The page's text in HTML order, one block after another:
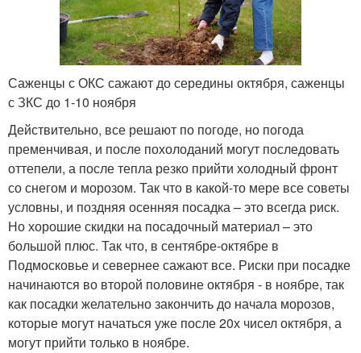
Саженцы с ОКС сажают до середины октября, саженцы
с ЗКС до 1-10 ноября
Действительно, все решают по погоде, но погода
пременчивая, и после похолоданий могут последовать
оттепели, а после тепла резко прийти холодный фронт
со снегом и морозом. Так что в какой-то мере все советы
условны, и поздняя осенняя посадка – это всегда риск.
Но хорошие скидки на посадочный материал – это
большой плюс. Так что, в сентябре-октябре в
Подмосковье и севернее сажают все. Риски при посадке
начинаются во второй половине октября - в ноябре, так
как посадки желательно закончить до начала морозов,
которые могут начаться уже после 20х чисел октября, а
могут прийти только в ноябре.